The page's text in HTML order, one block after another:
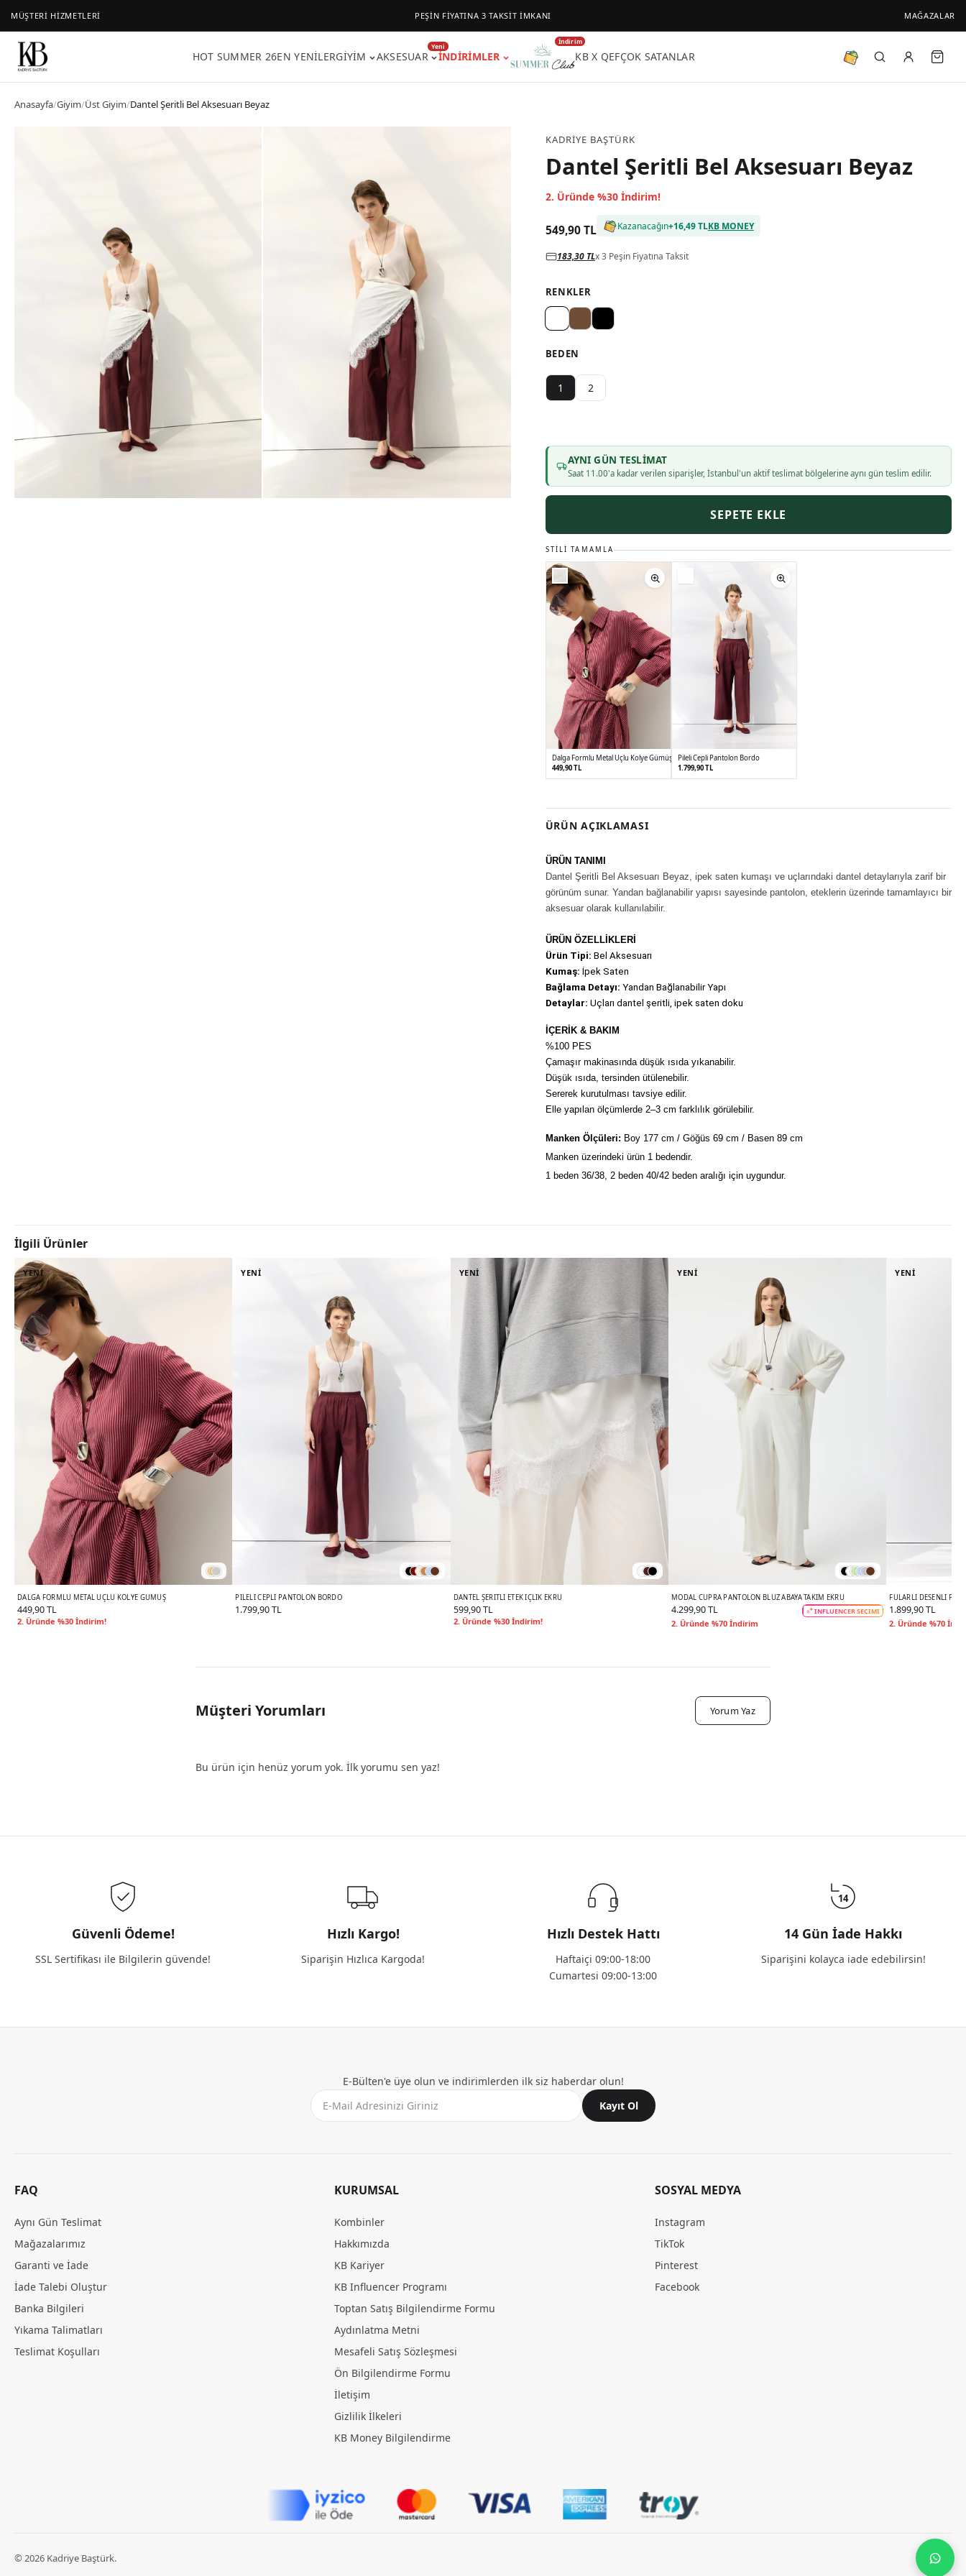
MÜŞTERİ HİZMETLERİ PEŞİN FİYATINA 3 TAKSİT İMKANI MAĞAZALAR
HOT SUMMER 26EN YENILERGIYIM AKSESUAR
Yeni
İNDIRIMLER
İndirim
KB X QEFÇOK SATANLAR
Anasayfa/Giyim/Üst Giyim/Dantel Şeritli Bel Aksesuarı Beyaz
KADRIYE BAŞTÜRK
Dantel Şeritli Bel Aksesuarı Beyaz
2. Üründe %30 İndirim!
549,90 TL Kazanacağın+16,49 TLKB MONEY
183,30 TLx 3 Peşin Fiyatına Taksit
RENKLER
BEDEN
1 2
STILI TAMAMLA
Dalga Formlu Metal Uçlu Kolye Gümüş
449,90 TL
Pileli Cepli Pantolon Bordo
1.799,90 TL
AYNI GÜN TESLIMAT
Saat 11 .00'a kadar verilen siparişler, İstanbul'un aktif teslimat bölgelerine aynı gün teslim edilir.
SEPETE EKLE
ÜRÜN AÇIKLAMASI
ÜRÜN TANIMI
Dantel Şeritli Bel Aksesuarı Beyaz, ipek saten kumaşı ve uçlarındaki dantel detaylarıyla zarif bir
görünüm sunar. Yandan bağlanabilir yapısı sayesinde pantolon, eteklerin üzerinde tamamlayıcı bir
aksesuar olarak kullanılabilir.
ÜRÜN ÖZELLİKLERİ
Ürün Tipi: Bel Aksesuarı
Kumaş: İpek Saten
Bağlama Detayı: Yandan Bağlanabilir Yapı
Detaylar: Uçları dantel şeritli, ipek saten doku
İÇERİK & BAKIM
%100 PES
Çamaşır makinasında düşük ısıda yıkanabilir.
Düşük ısıda, tersinden ütülenebilir.
Sererek kurutulması tavsiye edilir.
Elle yapılan ölçümlerde 2–3 cm farklılık görülebilir.
Manken Ölçüleri: Boy 177 cm / Göğüs 69 cm / Basen 89 cm
Manken üzerindeki ürün 1 bedendir.
1 beden 36/38, 2 beden 40/42 beden aralığı için uygundur.
İlgili Ürünler
YENİ
DALGA FORMLU METAL UÇLU KOLYE GÜMÜŞ
449,90 TL
2. Üründe %30 İndirim!
YENİ
PILELI CEPLI PANTOLON BORDO
1.799,90 TL
YENİ
DANTEL ŞERITLI ETEK İÇLIK EKRU
599,90 TL
2. Üründe %30 İndirim!
YENİ
MODAL CUPRA PANTOLON BLUZ ABAYA TAKIM EKRU
4.299,90 TL INFLUENCER SEÇİMİ
2. Üründe %70 İndirim
YENİ
FULARLI DESENLI
1.899,90 TL
2. Üründe %70
Müşteri Yorumları Yorum Yaz
Bu ürün için henüz yorum yok. İlk yorumu sen yaz!
Güvenli Ödeme!
SSL Sertifikası ile Bilgilerin güvende!
Hızlı Kargo!
Siparişin Hızlıca Kargoda!
Hızlı Destek Hattı
Haftaiçi 09:00-18:00
Cumartesi 09:00-13:00
14
14 Gün İade Hakkı
Siparişini kolayca iade edebilirsin!
E-Bülten'e üye olun ve indirimlerden ilk siz haberdar olun!
Kayıt Ol
FAQ
Aynı Gün Teslimat
Mağazalarımız
Garanti ve İade
İade Talebi Oluştur
Banka Bilgileri
Yıkama Talimatları
Teslimat Koşulları
KURUMSAL
Kombinler
Hakkımızda
KB Kariyer
KB Influencer Programı
Toptan Satış Bilgilendirme Formu
Aydınlatma Metni
Mesafeli Satış Sözleşmesi
Ön Bilgilendirme Formu
İletişim
Gizlilik İlkeleri
KB Money Bilgilendirme
SOSYAL MEDYA
Instagram
TikTok
Pinterest
Facebook
© 2026 Kadriye Baştürk.